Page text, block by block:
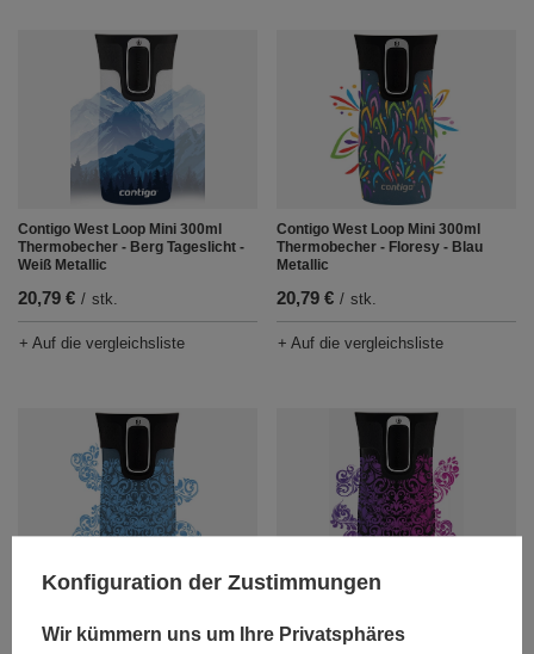
Contigo West Loop Mini 300ml
Thermobecher - Berg Tageslicht -
Weiß Metallic
20,79 € / stk.
+ Auf die vergleichsliste
Contigo West Loop Mini 300ml
Thermobecher - Floresy - Blau
Metallic
20,79 € / stk.
+ Auf die vergleichsliste
Thermobecher - Glamour Blue -
Metallic Blue
Thermobecher 300ml - Glamour -
Schwarz Metallic
Konfiguration der Zustimmungen
Wir kümmern uns um Ihre Privatsphäres